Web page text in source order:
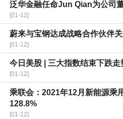
泛华金融任命Jun Qian为公司
[01-12]
蔚来与宝钢达成战略合作伙伴
[01-12]
今日美股 | 三大指数结束下跌
[01-12]
乘联会：2021年12月新能源乘
128.8%
[01-12]